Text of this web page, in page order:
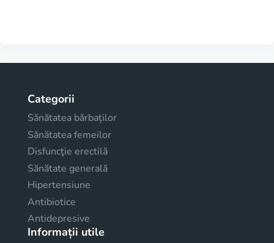
Categorii
Sănătatea bărbaților
Sănătatea femeilor
Disfuncţie erectilă
Sănătate generală
Hipertensiune
Antibiotice
Antidepresive
Informații utile